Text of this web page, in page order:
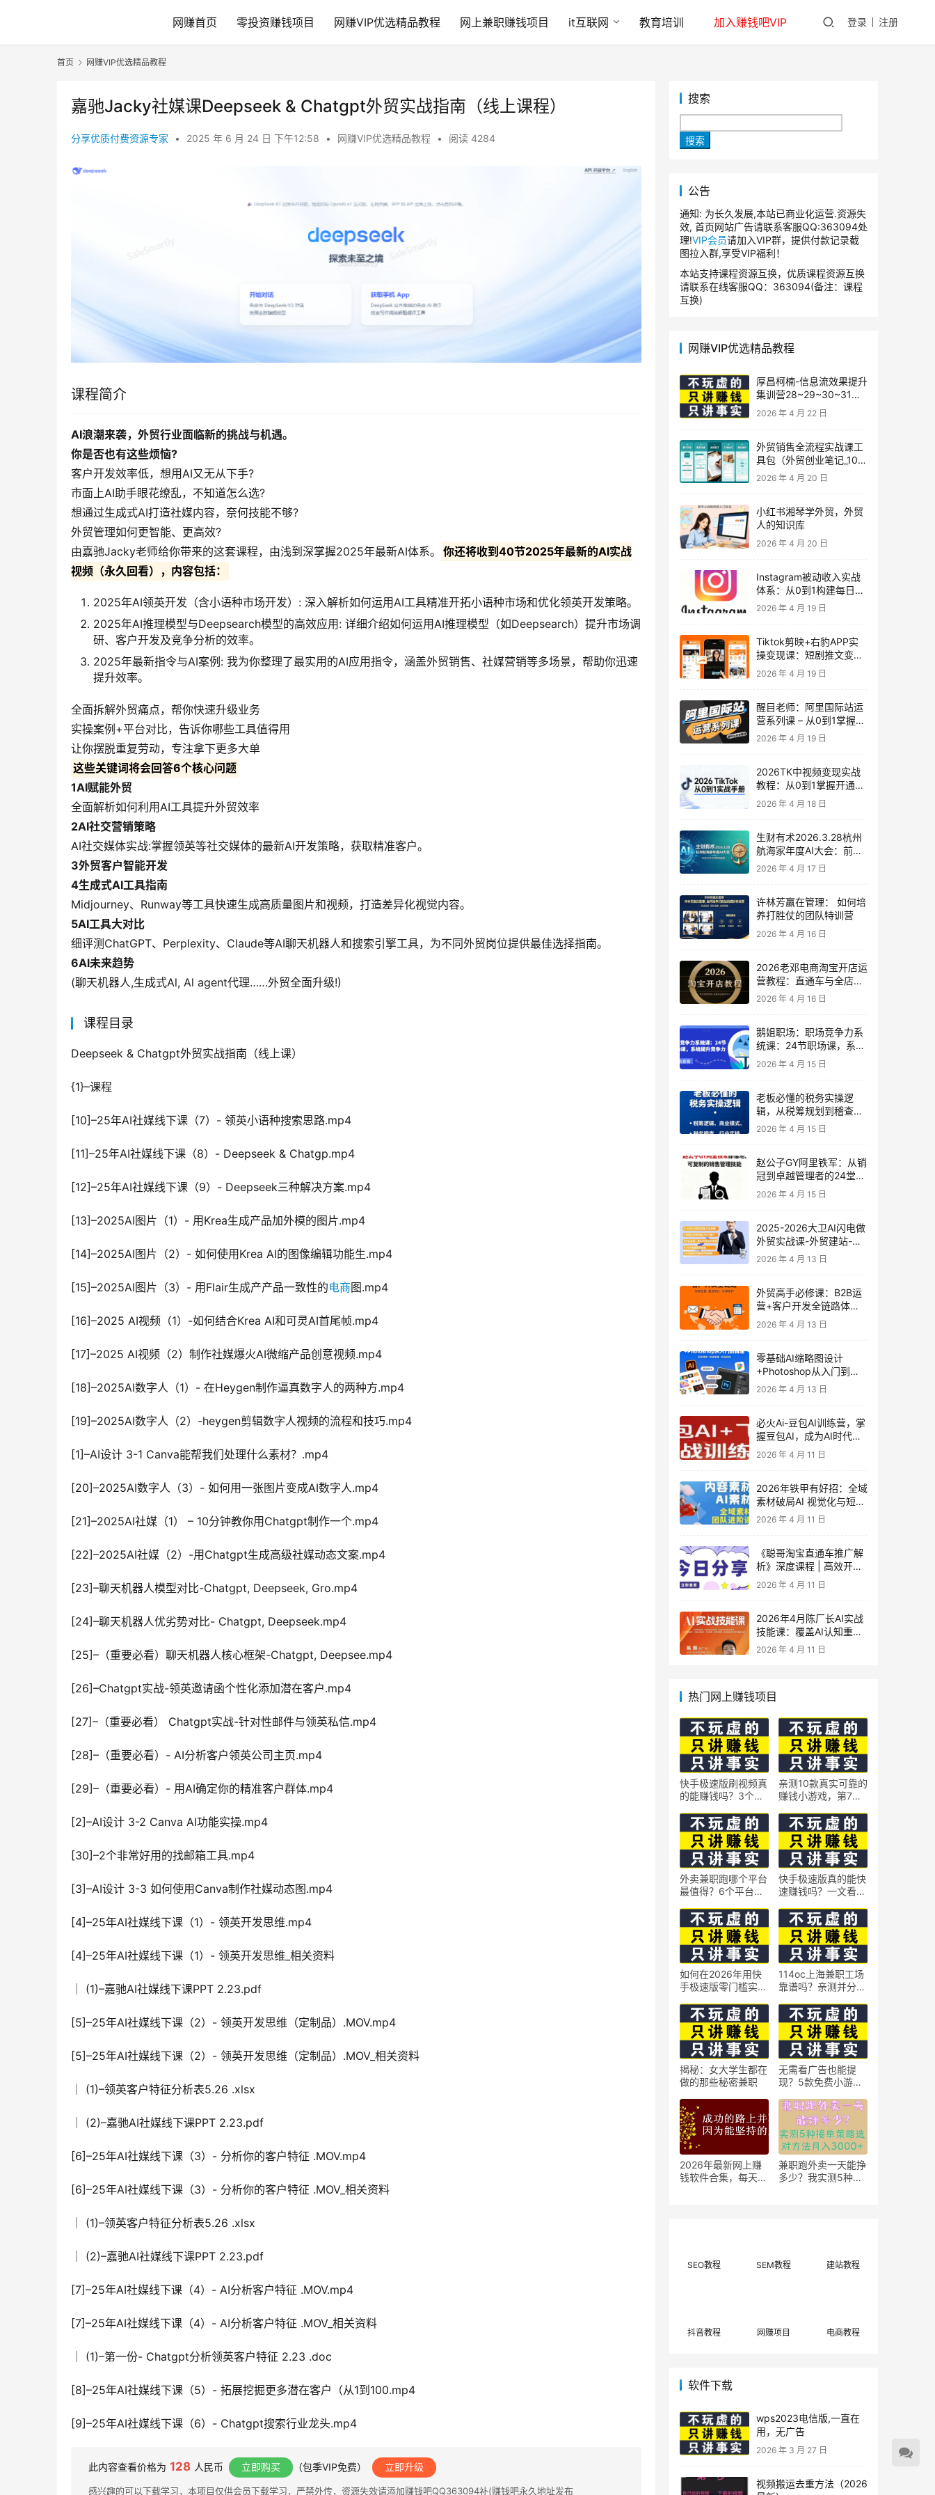
网赚首页 零投资赚钱项目 网赚VIP优选精品教程 网上兼职赚钱项目 it互联网 教育培训 加入赚钱吧VIP 登录 注册
首页 网赚VIP优选精品教程
嘉驰Jacky社媒课Deepseek & Chatgpt外贸实战指南（线上课程）
分享优质付费资源专家 • 2025 年 6 月 24 日 下午12:58 • 网赚VIP优选精品教程 • 阅读 4284
课程简介
AI浪潮来袭，外贸行业面临新的挑战与机遇。
你是否也有这些烦恼?
客户开发效率低，想用AI又无从下手?
市面上AI助手眼花缭乱，不知道怎么选?
想通过生成式AI打造社媒内容，奈何技能不够?
外贸管理如何更智能、更高效?
由嘉驰Jacky老师给你带来的这套课程，由浅到深掌握2025年最新AI体系。
你还将收到40节2025年最新的AI实战
视频（永久回看），内容包括：
2025年AI领英开发（含小语种市场开发）: 深入解析如何运用AI工具精准开拓小语种市场和优化领英开发策略。
2025年AI推理模型与Deepsearch模型的高效应用: 详细介绍如何运用AI推理模型（如Deepsearch）提升市场调
研、客户开发及竞争分析的效率。
2025年最新指令与AI案例: 我为你整理了最实用的AI应用指令，涵盖外贸销售、社媒营销等多场景，帮助你迅速
提升效率。
全面拆解外贸痛点，帮你快速升级业务
实操案例+平台对比，告诉你哪些工具值得用
让你摆脱重复劳动，专注拿下更多大单
这些关键词将会回答6个核心问题
1AI赋能外贸
全面解析如何利用AI工具提升外贸效率
2AI社交营销策略
AI社交媒体实战:掌握领英等社交媒体的最新AI开发策略，获取精准客户。
3外贸客户智能开发
4生成式AI工具指南
Midjourney、Runway等工具快速生成高质量图片和视频，打造差异化视觉内容。
5AI工具大对比
细评测ChatGPT、Perplexity、Claude等AI聊天机器人和搜索引擎工具，为不同外贸岗位提供最佳选择指南。
6Al未来趋势
(聊天机器人,生成式Al, Al agent代理……外贸全面升级!)
课程目录
Deepseek & Chatgpt外贸实战指南（线上课）
{1}–课程
[10]–25年AI社媒线下课（7）- 领英小语种搜索思路.mp4
[11]–25年AI社媒线下课（8）- Deepseek & Chatgp.mp4
[12]–25年AI社媒线下课（9）- Deepseek三种解决方案.mp4
[13]–2025AI图片（1）- 用Krea生成产品加外模的图片.mp4
[14]–2025AI图片（2）- 如何使用Krea AI的图像编辑功能生.mp4
[15]–2025AI图片（3）- 用Flair生成产产品一致性的电商图.mp4
[16]–2025 AI视频（1）-如何结合Krea AI和可灵AI首尾帧.mp4
[17]–2025 AI视频（2）制作社媒爆火AI微缩产品创意视频.mp4
[18]–2025AI数字人（1）- 在Heygen制作逼真数字人的两种方.mp4
[19]–2025AI数字人（2）-heygen剪辑数字人视频的流程和技巧.mp4
[1]–AI设计 3-1 Canva能帮我们处理什么素材？.mp4
[20]–2025AI数字人（3）- 如何用一张图片变成AI数字人.mp4
[21]–2025AI社媒（1） – 10分钟教你用Chatgpt制作一个.mp4
[22]–2025AI社媒（2）-用Chatgpt生成高级社媒动态文案.mp4
[23]–聊天机器人模型对比-Chatgpt, Deepseek, Gro.mp4
[24]–聊天机器人优劣势对比- Chatgpt, Deepseek.mp4
[25]–（重要必看）聊天机器人核心框架-Chatgpt, Deepsee.mp4
[26]–Chatgpt实战-领英邀请函个性化添加潜在客户.mp4
[27]–（重要必看） Chatgpt实战-针对性邮件与领英私信.mp4
[28]–（重要必看）- AI分析客户领英公司主页.mp4
[29]–（重要必看）- 用AI确定你的精准客户群体.mp4
[2]–AI设计 3-2 Canva AI功能实操.mp4
[30]–2个非常好用的找邮箱工具.mp4
[3]–AI设计 3-3 如何使用Canva制作社媒动态图.mp4
[4]–25年AI社媒线下课（1）- 领英开发思维.mp4
[4]–25年AI社媒线下课（1）- 领英开发思维_相关资料
│ (1)–嘉驰AI社媒线下课PPT 2.23.pdf
[5]–25年AI社媒线下课（2）- 领英开发思维（定制品）.MOV.mp4
[5]–25年AI社媒线下课（2）- 领英开发思维（定制品）.MOV_相关资料
│ (1)–领英客户特征分析表5.26 .xlsx
│ (2)–嘉驰AI社媒线下课PPT 2.23.pdf
[6]–25年AI社媒线下课（3）- 分析你的客户特征 .MOV.mp4
[6]–25年AI社媒线下课（3）- 分析你的客户特征 .MOV_相关资料
│ (1)–领英客户特征分析表5.26 .xlsx
│ (2)–嘉驰AI社媒线下课PPT 2.23.pdf
[7]–25年AI社媒线下课（4）- AI分析客户特征 .MOV.mp4
[7]–25年AI社媒线下课（4）- AI分析客户特征 .MOV_相关资料
│ (1)–第一份- Chatgpt分析领英客户特征 2.23 .doc
[8]–25年AI社媒线下课（5）- 拓展挖掘更多潜在客户（从1到100.mp4
[9]–25年AI社媒线下课（6）- Chatgpt搜索行业龙头.mp4
此内容查看价格为 128 人民币 立即购买 （包季VIP免费） 立即升级
感兴趣的可以下载学习，本项目仅供会员下载学习，严禁外传，资源失效请添加赚钱吧QQ363094补(赚钱吧永久地址发布
搜索
搜索
公告
通知: 为长久发展,本站已商业化运营.资源失
效, 首页网站广告请联系客服QQ:363094处
理!VIP会员请加入VIP群，提供付款记录截
图拉入群,享受VIP福利！
本站支持课程资源互换，优质课程资源互换
请联系在线客服QQ：363094(备注：课程
互换)
网赚VIP优选精品教程
厚昌柯楠-信息流效果提升
集训营28~29~30~31
期，智能投放·巨量AD/百
度优化·AI提效指南
2026 年 4 月 22 日
外贸销售全流程实战课工
具包（外贸创业笔记_10年
外贸经验）
2026 年 4 月 20 日
小红书湘琴学外贸，外贸
人的知识库
2026 年 4 月 20 日
Instagram被动收入实战
体系：从0到1构建每日盈
利的自动销售漏斗
2026 年 4 月 19 日
Tiktok剪映+右豹APP实
操变现课：短剧推文变现
全教程来了！
2026 年 4 月 19 日
醒目老师：阿里国际站运
营系列课 – 从0到1掌握平
台运营核心技巧
2026 年 4 月 19 日
2026TK中视频变现实战
教程：从0到1掌握开通、
养号、剪辑到变现，新手
副业首选
2026 年 4 月 18 日
生财有术2026.3.28杭州
航海家年度AI大会：前沿
趋势×落地案例×技能图谱
2026 年 4 月 17 日
许林芳赢在管理： 如何培
养打胜仗的团队特训营
2026 年 4 月 16 日
2026老邓电商淘宝开店运
营教程：直通车与全店推
广系统课
2026 年 4 月 16 日
鹅姐职场：职场竞争力系
统课：24节职场课，系统
提升竞争力
2026 年 4 月 15 日
老板必懂的税务实操逻
辑，从税筹规划到稽查应
对，为企业稳健增长保驾
2026 年 4 月 15 日
赵公子GY阿里铁军：从销
冠到卓越管理者的24堂实
战课
2026 年 4 月 15 日
2025-2026大卫AI闪电做
外贸实战课-外贸建站-开
发客户-内容营销-从0到3
2026 年 4 月 13 日
外贸高手必修课：B2B运
营+客户开发全链路体系
课 | 从0到1成为外贸精英
2026 年 4 月 13 日
零基础AI缩略图设计
+Photoshop从入门到精
通 全套教程（含形象照拍
2026 年 4 月 13 日
必火Ai-豆包AI训练营，掌
握豆包AI，成为AI时代的
全能型人才
2026 年 4 月 11 日
2026年铁甲有好招：全域
素材破局AI 视觉化与短剧
营销实战指南——高效增
策略
2026 年 4 月 11 日
《聪哥淘宝直通车推广解
析》深度课程 | 高效开
车、极速投产系统实操课
2026 年 4 月 11 日
2026年4月陈厂长AI实战
技能课：覆盖AI认知重
构、智能体与大模型解
2026 年 4 月 11 日
热门网上赚钱项目
快手极速版刷视频真
的能赚钱吗？3个隐
亲测10款真实可靠的
赚钱小游戏，第7款
外卖兼职跑哪个平台
最值得？6个平台实
快手极速版真的能快
速赚钱吗？一文看懂
如何在2026年用快
手极速版零门槛实现
技巧
114oc上海兼职工场
靠谱吗？亲测并分享
揭秘：女大学生都在
做的那些秘密兼职
无需看广告也能提
现？5款免费小游戏
2026年最新网上赚
钱软件合集，每天免
兼职跑外卖一天能挣
多少？我实测5种接
SEO教程 SEM教程 建站教程
抖音教程 网赚项目 电商教程
软件下载
wps2023电信版,一直在
用，无广告
2026 年 3 月 27 日
视频搬运去重方法（2026